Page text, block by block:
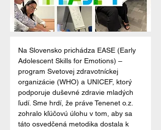
Na Slovensko prichádza EASE (Early
Adolescent Skills for Emotions) –
program Svetovej zdravotníckej
organizácie (WHO) a UNICEF, ktorý
podporuje duševné zdravie mladých
ľudí. Sme hrdí, že práve Tenenet o.z.
zohralo kľúčovú úlohu v tom, aby sa
táto osvedčená metodika dostala k